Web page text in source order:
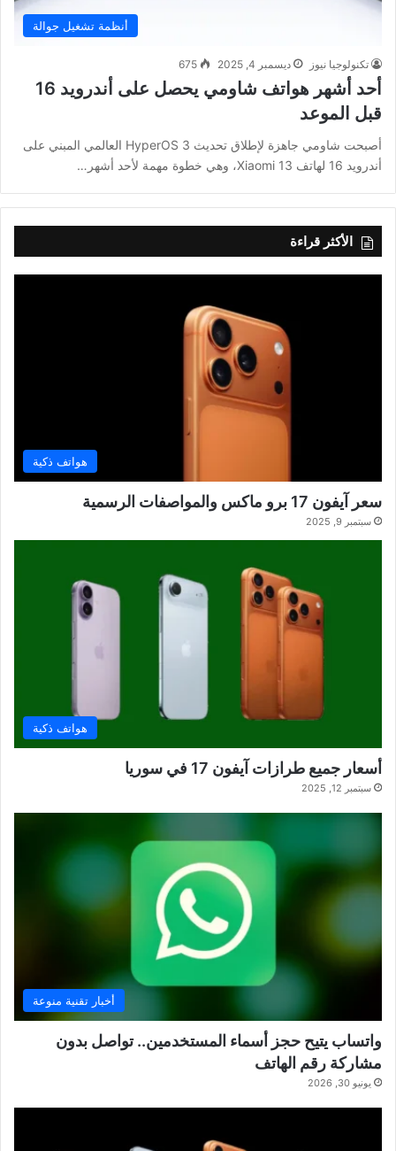
أنظمة تشغيل جوالة
تكنولوجيا نيوز ديسمبر 4, 2025 675
أحد أشهر هواتف شاومي يحصل على أندرويد 16
قبل الموعد
أصبحت شاومي جاهزة لإطلاق تحديث HyperOS 3 العالمي المبني على
أندرويد 16 لهاتف Xiaomi 13، وهي خطوة مهمة لأحد أشهر…
الأكثر قراءة
هواتف ذكية
سعر آيفون 17 برو ماكس والمواصفات الرسمية
سبتمبر 9, 2025
هواتف ذكية
أسعار جميع طرازات آيفون 17 في سوريا
سبتمبر 12, 2025
أخبار تقنية منوعة
واتساب يتيح حجز أسماء المستخدمين.. تواصل بدون
مشاركة رقم الهاتف
يونيو 30, 2026